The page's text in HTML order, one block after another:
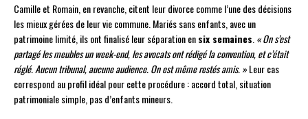
Camille et Romain, en revanche, citent leur divorce comme l’une des décisions
les mieux gérées de leur vie commune. Mariés sans enfants, avec un
patrimoine limité, ils ont finalisé leur séparation ensix semaines « On s’est
partagé les meubles un week-end, les avocats ont rédigé la convention, et c’était
réglé. Aucun tribunal, aucune audience. On est même restés amis. »Leur cas
correspond au profil idéal pour cette procédure : accord total, situation
patrimoniale simple, pas d’enfants mineurs.